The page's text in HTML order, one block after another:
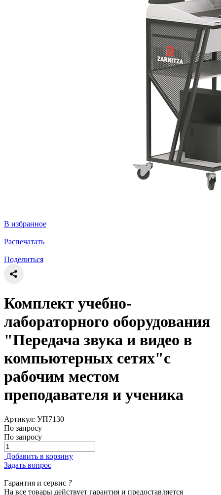
В избранное
Распечатать
Поделиться
Комплект учебно-
лабораторного оборудования
"Передача звука и видео в
компьютерных сетях"с
рабочим местом
преподавателя и ученика
Артикул: УП7130
По запросу
По запросу
Добавить в корзину
Задать вопрос
Гарантия и сервис ?
На все товары действует гарантия и предоставляется